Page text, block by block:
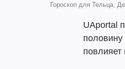
Гороскоп для Тельца,
UAportal
половину
повлияет